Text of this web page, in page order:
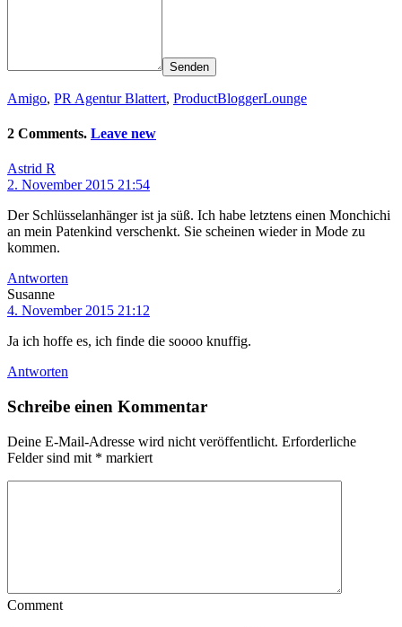
Senden
Amigo, PR Agentur Blattert, ProductBloggerLounge
2 Comments. Leave new
Astrid R
2. November 2015 21:54
Der Schlüsselanhänger ist ja süß. Ich habe letztens einen Monchichi
an mein Patenkind verschenkt. Sie scheinen wieder in Mode zu
kommen.
Antworten
Susanne
4. November 2015 21:12
Ja ich hoffe es, ich finde die soooo knuffig.
Antworten
Schreibe einen Kommentar
Deine E-Mail-Adresse wird nicht veröffentlicht. Erforderliche
Felder sind mit * markiert
Comment